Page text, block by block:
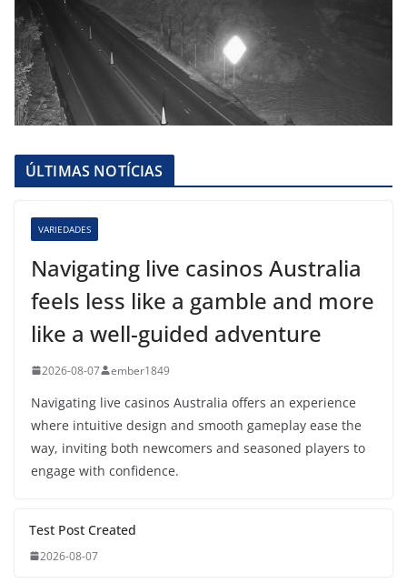
ÚLTIMAS NOTÍCIAS
VARIEDADES
Navigating live casinos Australia
feels less like a gamble and more
like a well-guided adventure
2026-08-07 ember1849
Navigating live casinos Australia offers an experience
where intuitive design and smooth gameplay ease the
way, inviting both newcomers and seasoned players to
engage with confidence.
Test Post Created
2026-08-07